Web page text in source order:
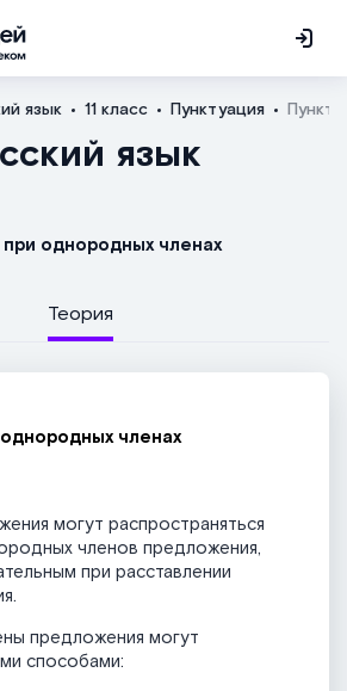
язык 11 класс Пунктуация
язык
при однородных членах
Теория
членах
могут распространяться
членов предложения,
при расставлении
предложения могут
способами: